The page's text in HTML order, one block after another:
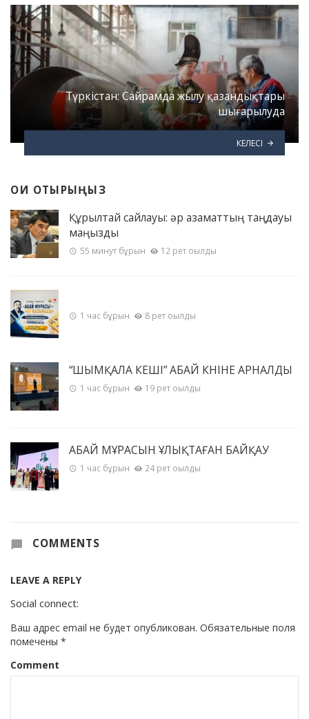
Түркістан: Сайрамда жылу қазандықтары
шығарылуда
КЕЛЕСІ
ОҚИ ОТЫРЫҢЫЗ
Құрылтай сайлауы: әр азаматтың таңдауы
маңызды
55 минут бұрын 12 рет оқылды
1 час бұрын 8 рет оқылды
“ШЫМҚАЛА КЕШІ” АБАЙ КҮНІНЕ АРНАЛДЫ
1 час бұрын 19 рет оқылды
АБАЙ МҰРАСЫН ҰЛЫҚТАҒАН БАЙҚАУ
1 час бұрын 24 рет оқылды
COMMENTS
LEAVE A REPLY
Social connect:
Ваш адрес email не будет опубликован. Обязательные поля
помечены *
Comment